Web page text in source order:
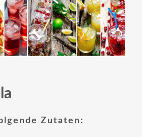
Zutaten: